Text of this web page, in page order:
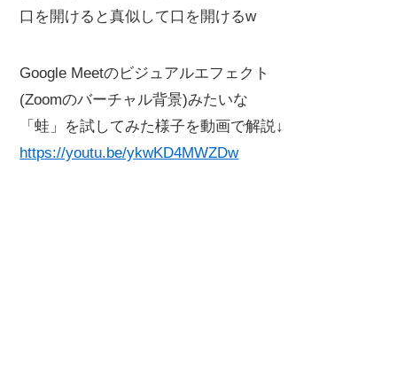
口を開けると真似して口を開けるw
Google Meetのビジュアルエフェクト
(Zoomのバーチャル背景)みたいな
「蛙」を試してみた様子を動画で解説↓
https://youtu.be/ykwKD4MWZDw